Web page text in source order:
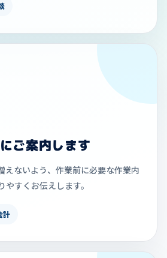
ご案内します
えないよう、作業前に必要な作業内
すくお伝えします。
計